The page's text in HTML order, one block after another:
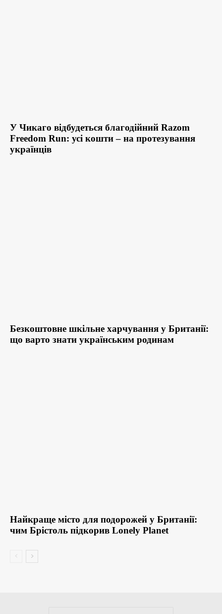
У Чикаго відбудеться благодійний Razom
Freedom Run: усі кошти – на протезування
українців
Безкоштовне шкільне харчування у Британії:
що варто знати українським родинам
Найкраще місто для подорожей у Британії:
чим Брістоль підкорив Lonely Planet